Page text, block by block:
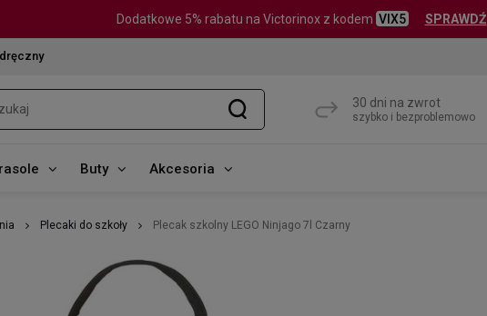
Dodatkowe 5% rabatu na Victorinox z kodem VIX5 SPRAWDŹ
30 dni na zwrot
szybko i bezproblemowo
Buty Akcesoria
Plecaki do szkoły Plecak szkolny LEGO Ninjago 7l Czarny